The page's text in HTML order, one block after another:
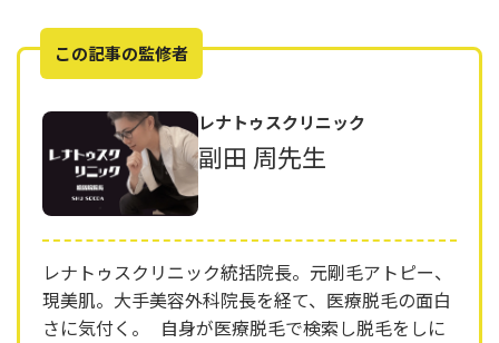
この記事の監修者
レナトゥスクリニック
副田 周先生
レナトゥスクリニック統括院長。元剛毛アトピー、
現美肌。大手美容外科院長を経て、医療脱毛の面白
さに気付く。 自身が医療脱毛で検索し脱毛をしに